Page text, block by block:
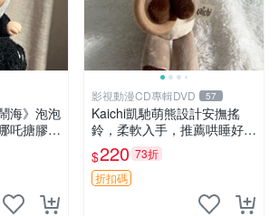
海》泡泡
吒搪膠臉
顯示 哪
影視動漫CD專輯DVD 57
Kaichi凱馳萌熊設計安撫搖
鈴，柔軟入手，推薦哄睡好選
擇 熊公仔 安撫玩具 喂食環
$220 73折
折扣碼